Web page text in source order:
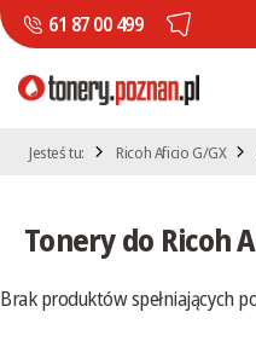
61 87 00 499
Jesteś tu: Ricoh Aficio G/GX
Tonery do Ricoh
Brak produktów spełniających